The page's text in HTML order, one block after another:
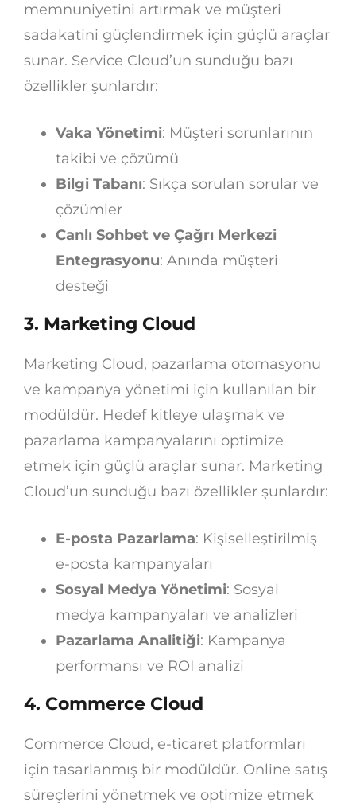
memnuniyetini artırmak ve müşteri
sadakatini güçlendirmek için güçlü araçlar
sunar. Service Cloud’un sunduğu bazı
özellikler şunlardır:
Vaka Yönetimi: Müşteri sorunlarının
takibi ve çözümü
Bilgi Tabanı: Sıkça sorulan sorular ve
çözümler
Canlı Sohbet ve Çağrı Merkezi
Entegrasyonu: Anında müşteri
desteği
3. Marketing Cloud
Marketing Cloud, pazarlama otomasyonu
ve kampanya yönetimi için kullanılan bir
modüldür. Hedef kitleye ulaşmak ve
pazarlama kampanyalarını optimize
etmek için güçlü araçlar sunar. Marketing
Cloud’un sunduğu bazı özellikler şunlardır:
E-posta Pazarlama: Kişiselleştirilmiş
e-posta kampanyaları
Sosyal Medya Yönetimi: Sosyal
medya kampanyaları ve analizleri
Pazarlama Analitiği: Kampanya
performansı ve ROI analizi
4. Commerce Cloud
Commerce Cloud, e-ticaret platformları
için tasarlanmış bir modüldür. Online satış
süreçlerini yönetmek ve optimize etmek